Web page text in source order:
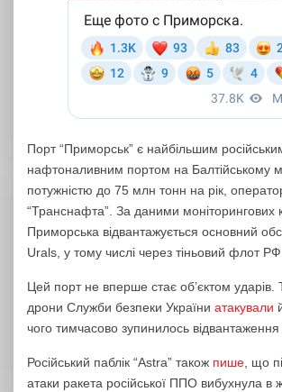
Порт “Приморськ” є найбільшим
нафтоналивним портом на Балтійському
потужністю до 75 млн тонн на рік,
“Транснафта”. За даними моніторингових
Приморська відвантажується основний
Urals, у тому числі через тіньовий флот РФ.
Цей порт не вперше стає об’єктом ударів.
дрони Служби безпеки України атакували
чого тимчасово зупинилось
Російський паблік “Astra” також пише , що
атаки ракета російської ППО вибухнула в